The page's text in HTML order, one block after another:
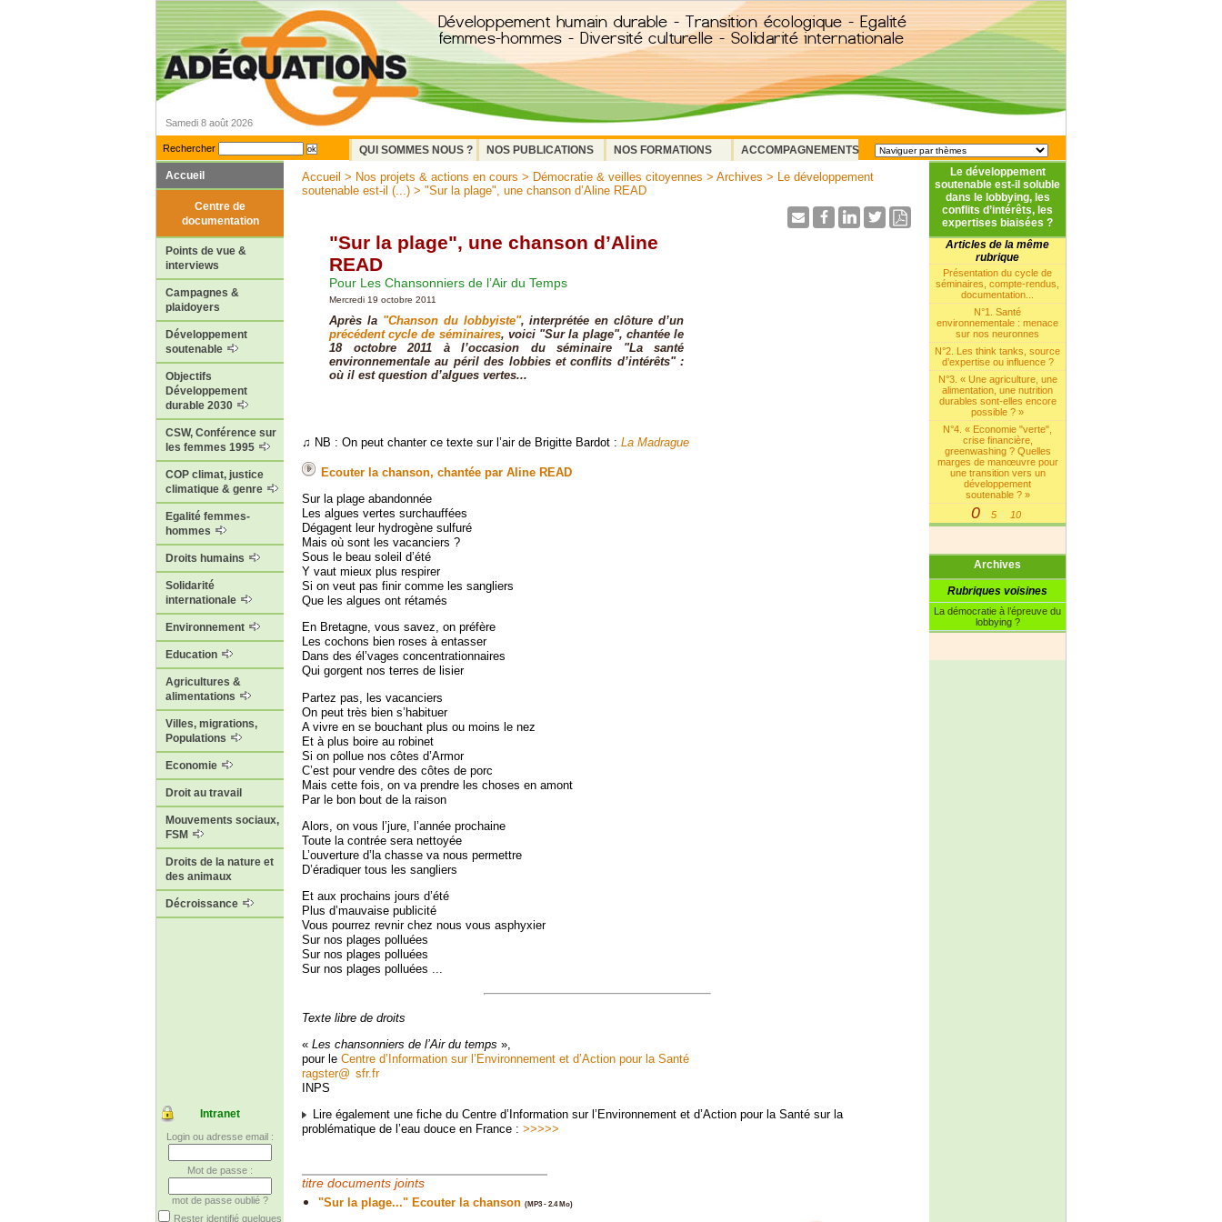
Samedi 8 août 2026
Rechercher QUI SOMMES NOUS ? NOS PUBLICATIONS NOS FORMATIONS
ACCOMPAGNEMENTS
Accueil
Centre de
documentation
Points de vue &
interviews
Campagnes &
plaidoyers
Développement
soutenable
Objectifs
Développement
durable 2030
CSW, Conférence sur
les femmes 1995
COP climat, justice
climatique & genre
Egalité femmes-
hommes
Droits humains
Solidarité
internationale
Environnement
Education
Agricultures &
alimentations
Villes, migrations,
Populations
Economie
Droit au travail
Mouvements sociaux,
FSM
Droits de la nature et
des animaux
Décroissance
Intranet
Login ou adresse email :
Mot de passe :
mot de passe oublié ?
Rester identifié quelques
Le développement
soutenable est-il soluble
dans le lobbying, les
conflits d’intérêts, les
expertises biaisées ?
Articles de la même
rubrique
Présentation du cycle de
séminaires, compte-rendus,
documentation...
N°1. Santé
environnementale : menace
sur nos neuronnes
N°2. Les think tanks, source
d’expertise ou influence ?
N°3. « Une agriculture, une
alimentation, une nutrition
durables sont-elles encore
possible ? »
N°4. « Economie "verte",
crise financière,
greenwashing ? Quelles
marges de manœuvre pour
une transition vers un
développement
soutenable ? »
0 | 5 | 10
Archives
Rubriques voisines
La démocratie à l’épreuve du
lobbying ?
Accueil > Nos projets & actions en cours > Démocratie & veilles citoyennes > Archives > Le développement
soutenable est-il (...) > "Sur la plage", une chanson d’Aline READ
"Sur la plage", une chanson d’Aline
READ
Pour Les Chansonniers de l’Air du Temps
Mercredi 19 octobre 2011
Après la "Chanson du lobbyiste", interprétée en clôture d’un
précédent cycle de séminaires, voici "Sur la plage", chantée le
18 octobre 2011 à l’occasion du séminaire "La santé
environnementale au péril des lobbies et conflits d’intérêts" :
où il est question d’algues vertes...
♫ NB : On peut chanter ce texte sur l’air de Brigitte Bardot : La Madrague
Ecouter la chanson, chantée par Aline READ
Sur la plage abandonnée
Les algues vertes surchauffées
Dégagent leur hydrogène sulfuré
Mais où sont les vacanciers ?
Sous le beau soleil d’été
Y vaut mieux plus respirer
Si on veut pas finir comme les sangliers
Que les algues ont rétamés
En Bretagne, vous savez, on préfère
Les cochons bien roses à entasser
Dans des él’vages concentrationnaires
Qui gorgent nos terres de lisier
Partez pas, les vacanciers
On peut très bien s’habituer
A vivre en se bouchant plus ou moins le nez
Et à plus boire au robinet
Si on pollue nos côtes d’Armor
C’est pour vendre des côtes de porc
Mais cette fois, on va prendre les choses en amont
Par le bon bout de la raison
Alors, on vous l’jure, l’année prochaine
Toute la contrée sera nettoyée
L’ouverture d’la chasse va nous permettre
D’éradiquer tous les sangliers
Et aux prochains jours d’été
Plus d’mauvaise publicité
Vous pourrez revnir chez nous vous asphyxier
Sur nos plages polluées
Sur nos plages polluées
Sur nos plages polluées ...
Texte libre de droits
« Les chansonniers de l’Air du temps »,
pour le Centre d’Information sur l’Environnement et d’Action pour la Santé
ragster@ sfr.fr
INPS
Lire également une fiche du Centre d’Information sur l’Environnement et d’Action pour la Santé sur la
problématique de l’eau douce en France : >>>>>
titre documents joints
"Sur la plage..." Ecouter la chanson (MP3 - 2.4 Mo)